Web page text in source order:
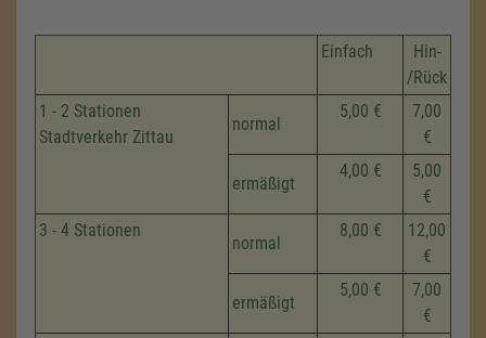
Einfach
Hin-
/Rück
1 - 2 Stationen
Stadtverkehr Zittau
normal
5,00 €
7,00
€
ermäßigt
4,00 €
5,00
€
3 - 4 Stationen
normal
8,00 €
12,00
€
ermäßigt
5,00 €
7,00
€